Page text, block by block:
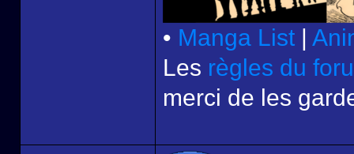
• Manga List |
Les règles du
merci de les